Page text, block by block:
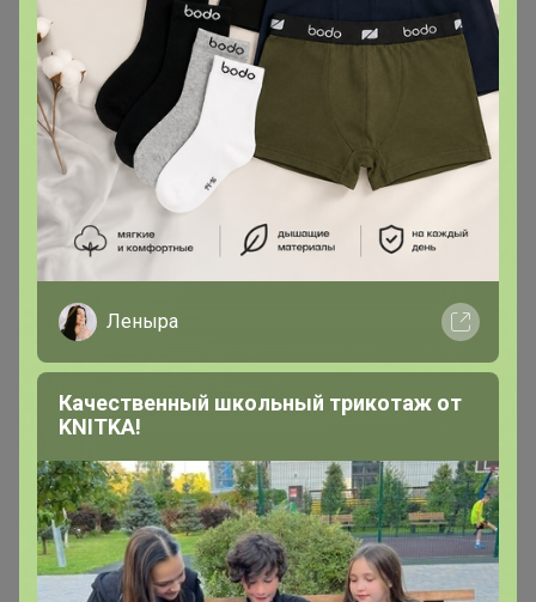
14 сентября, 2025 08:44
Когда ожидаем поставку?
lessik
Виртуоз СП
В теме "Посуда - которая поднимает настроение..."
5 сентября, 2025 21:53
Эмилия!, мешки недели 3 будут это от какой даты
считать? Когда ожидаем поставку?
lessik
Виртуоз СП
Леныра
Качественный школьный трикотаж от
KNITKA!